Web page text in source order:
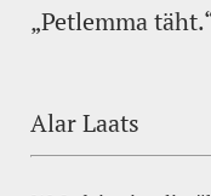
„Petlemma
Alar Laats